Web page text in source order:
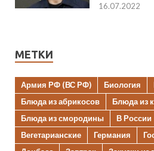
16.07.2022
МЕТКИ
Армия РФ (ВС РФ) Биология
Блюда из абрикосов
Блюда из
Блюда из смородины
В России
Вегетарианские
Германия